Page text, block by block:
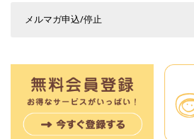
メルマガ申込/停止